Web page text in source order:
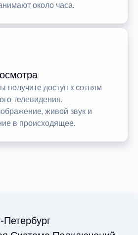
около часа.
получите доступ к сотням
телевидения.
живой звук и
в происходящее.
Петербург